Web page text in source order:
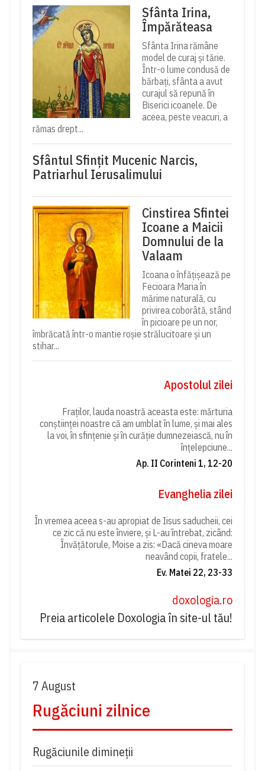
Sfânta Irina,
Împărăteasa
Sfânta Irina rămâne
model de curaj și tărie.
Într-o lume condusă de
bărbați, sfânta a avut
curajul să repună în
Biserici icoanele. De
aceea, peste veacuri, a
rămas drept...
Sfântul Sfinţit Mucenic Narcis,
Patriarhul Ierusalimului
Cinstirea Sfintei
Icoane a Maicii
Domnului de la
Valaam
Icoana o înfățișează pe
Fecioara Maria în
mărime naturală, cu
privirea coborâtă, stând
în picioare pe un nor,
îmbrăcată într-o mantie roșie strălucitoare și un
stihar...
Apostolul zilei
Fraților, lauda noastră aceasta este: mărturia
conștiinței noastre că am umblat în lume, și mai ales
la voi, în sfințenie și în curăție dumnezeiască, nu în
înțelepciune...
Ap. II Corinteni 1, 12-20
Evanghelia zilei
În vremea aceea s-au apropiat de Iisus saducheii, cei
ce zic că nu este înviere, și L-au întrebat, zicând:
Învățătorule, Moise a zis: «Dacă cineva moare
neavând copii, fratele...
Ev. Matei 22, 23-33
doxologia.ro
Preia articolele Doxologia în site-ul tău!
7 August
Rugăciuni zilnice
Rugăciunile dimineții